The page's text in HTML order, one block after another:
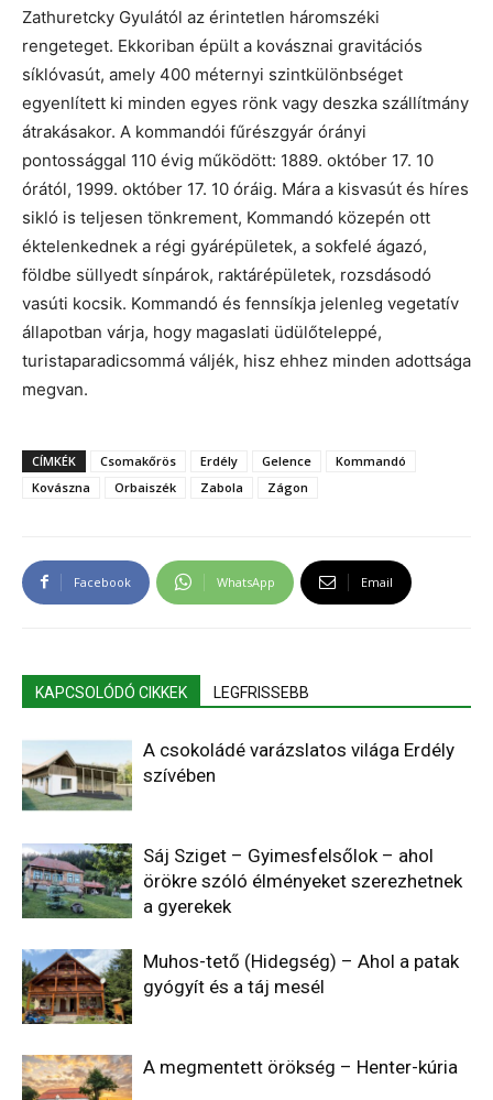
Zathuretcky Gyulától az érintetlen háromszéki
rengeteget. Ekkoriban épült a kovásznai gravitációs
síklóvasút, amely 400 méternyi szintkülönbséget
egyenlített ki minden egyes rönk vagy deszka szállítmány
átrakásakor. A kommandói fűrészgyár órányi
pontossággal 110 évig működött: 1889. október 17. 10
órától, 1999. október 17. 10 óráig. Mára a kisvasút és híres
sikló is teljesen tönkrement, Kommandó közepén ott
éktelenkednek a régi gyárépületek, a sokfelé ágazó,
földbe süllyedt sínpárok, raktárépületek, rozsdásodó
vasúti kocsik. Kommandó és fennsíkja jelenleg vegetatív
állapotban várja, hogy magaslati üdülőteleppé,
turistaparadicsommá váljék, hisz ehhez minden adottsága
megvan.
CÍMKÉK Csomakőrös Erdély Gelence
Kommandó
Kovászna
Orbaiszék Zabola Zágon
Facebook WhatsApp Email
KAPCSOLÓDÓ CIKKEK LEGFRISSEBB
A csokoládé varázslatos világa Erdély
szívében
Sáj Sziget – Gyimesfelsőlok – ahol
örökre szóló élményeket szerezhetnek
a gyerekek
Muhos-tető (Hidegség) – Ahol a patak
gyógyít és a táj mesél
A megmentett örökség – Henter-kúria